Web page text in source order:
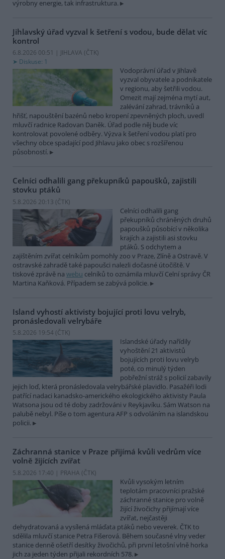
výrobny energie, tak infrastruktura.
Jihlavský úřad vyzval k šetření s vodou, bude dělat víc
kontrol
6.8.2026 00:51 | JIHLAVA (ČTK)
Diskuse: 1
Vodoprávní úřad v Jihlavě
vyzval obyvatele a podnikatele
v regionu, aby šetřili vodou.
Omezit mají zejména mytí aut,
zalévání zahrad, trávníků a
hřišť, napouštění bazénů nebo kropení zpevněných ploch, uvedl
mluvčí radnice Radovan Daněk. Úřad podle něj bude víc
kontrolovat povolené odběry. Výzva k šetření vodou platí pro
všechny obce spadající pod Jihlavu jako obec s rozšířenou
působností.
Celníci odhalili gang překupníků papoušků, zajistili
stovku ptáků
5.8.2026 20:13 (ČTK)
Celníci odhalili gang
překupníků chráněných druhů
papoušků působící v několika
krajích a zajistili asi stovku
ptáků. S odchytem a
zajištěním zvířat celníkům pomohly zoo v Praze, Zlíně a Ostravě. V
ostravské zahradě také papoušci nalezli dočasné útočiště. V
tiskové zprávě na webu celníků to oznámila mluvčí Celní správy ČR
Martina Kaňková. Případem se zabývá policie.
Island vyhostí aktivisty bojující proti lovu velryb,
pronásledovali velrybáře
5.8.2026 19:54 (ČTK)
Islandské úřady nařídily
vyhoštění 21 aktivistů
bojujících proti lovu velryb
poté, co minulý týden
pobřežní stráž s policií zabavily
jejich loď, která pronásledovala velrybářské plavidlo. Pasažéři lodi
patřící nadaci kanadsko-amerického ekologického aktivisty Paula
Watsona jsou od té doby zadržováni v Reykjavíku. Sám Watson na
palubě nebyl. Píše o tom agentura AFP s odvoláním na islandskou
policii.
Záchranná stanice v Praze přijímá kvůli vedrům více
volně žijících zvířat
5.8.2026 17:40 | PRAHA (ČTK)
Kvůli vysokým letním
teplotám pracovníci pražské
záchranné stanice pro volně
žijící živočichy přijímají více
zvířat, nejčastěji
dehydratovaná a vysílená mláďata ptáků nebo veverek. ČTK to
sdělila mluvčí stanice Petra Fišerová. Během současné vlny veder
stanice denně ošetří desítky živočichů, při první letošní vlně horka
jich za jeden týden přijali rekordních 578.